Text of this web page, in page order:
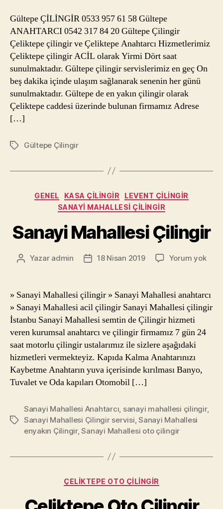
Gültepe ÇİLİNGİR 0533 957 61 58 Gültepe
ANAHTARCI 0542 317 84 20 Gültepe Çilingir
Çeliktepe çilingir ve Çeliktepe Anahtarcı Hizmetlerimiz
Çeliktepe çilingir ACİL olarak Yirmi Dört saat
sunulmaktadır. Gültepe çilingir servislerimiz en geç On
beş dakika içinde ulaşım sağlanarak senenin her günü
sunulmaktadır. Gültepe de en yakın çilingir olarak
Çeliktepe caddesi üzerinde bulunan firmamız Adrese
[…]
EtiketlerGültepe Çilingir
Kategoriler
GENEL KASA ÇILINGIR
LEVENT ÇILINGIR
SANAYI MAHALLESI ÇILINGIR
Sanayi Mahallesi Çilingir
Yazının
Yazar admin
Yazı18 Nisan 2019 Yorum yok
» Sanayi Mahallesi çilingir » Sanayi Mahallesi anahtarcı
» Sanayi Mahallesi acil çilingir Sanayi Mahallesi çilingir
İstanbu Sanayi Mahallesi semtin de Çilingir hizmeti
veren kurumsal anahtarcı ve çilingir firmamız 7 gün 24
saat motorlu çilingir ustalarımız ile sizlere aşağıdaki
hizmetleri vermekteyiz. Kapıda Kalma Anahtarınızı
Kaybetme Anahtarın yuva içerisinde kırılması Banyo,
Tuvalet ve Oda kapıları Otomobil […]
Etiketler
Sanayi Mahallesi Anahtarcı sanayi mahallesi çilingir,
Sanayi Mahallesi Çilingir servisi ,Sanayi Mahallesi
enyakın Çilingir,Sanayi Mahallesi oto çilingir
Kategoriler
ÇELIKTEPE OTO ÇILINGIR